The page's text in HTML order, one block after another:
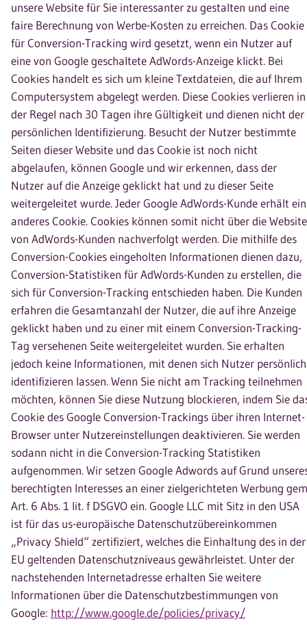
unsere Website für Sie interessanter zu gestalten und eine
faire Berechnung von Werbe-Kosten zu erreichen. Das Cookie
für Conversion-Tracking wird gesetzt, wenn ein Nutzer auf
eine von Google geschaltete AdWords-Anzeige klickt. Bei
Cookies handelt es sich um kleine Textdateien, die auf Ihrem
Computersystem abgelegt werden. Diese Cookies verlieren in
der Regel nach 30 Tagen ihre Gültigkeit und dienen nicht der
persönlichen Identifizierung. Besucht der Nutzer bestimmte
Seiten dieser Website und das Cookie ist noch nicht
abgelaufen, können Google und wir erkennen, dass der
Nutzer auf die Anzeige geklickt hat und zu dieser Seite
weitergeleitet wurde. Jeder Google AdWords-Kunde erhält ein
anderes Cookie. Cookies können somit nicht über die
von AdWords-Kunden nachverfolgt werden. Die mithilfe des
Conversion-Cookies eingeholten Informationen dienen dazu,
Conversion-Statistiken für AdWords-Kunden zu erstellen, die
sich für Conversion-Tracking entschieden haben. Die Kunden
erfahren die Gesamtanzahl der Nutzer, die auf ihre Anzeige
geklickt haben und zu einer mit einem Conversion-Tracking-
Tag versehenen Seite weitergeleitet wurden. Sie erhalten
jedoch keine Informationen, mit denen sich Nutzer persönlich
identifizieren lassen. Wenn Sie nicht am Tracking teilnehmen
möchten, können Sie diese Nutzung blockieren, indem Sie
Cookie des Google Conversion-Trackings über ihren Internet-
Browser unter Nutzereinstellungen deaktivieren. Sie werden
sodann nicht in die Conversion-Tracking Statistiken
aufgenommen. Wir setzen Google Adwords auf Grund
berechtigten Interesses an einer zielgerichteten Werbung
Art. 6 Abs. 1 lit. f DSGVO ein. Google LLC mit Sitz in den USA
ist für das us-europäische Datenschutzübereinkommen
„Privacy Shield“ zertifiziert, welches die Einhaltung des in der
EU geltenden Datenschutzniveaus gewährleistet. Unter der
nachstehenden Internetadresse erhalten Sie weitere
Informationen über die Datenschutzbestimmungen von
Google: http://www.google.de/policies/privacy/